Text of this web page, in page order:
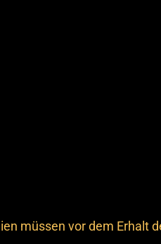
müssen vor dem Erhalt